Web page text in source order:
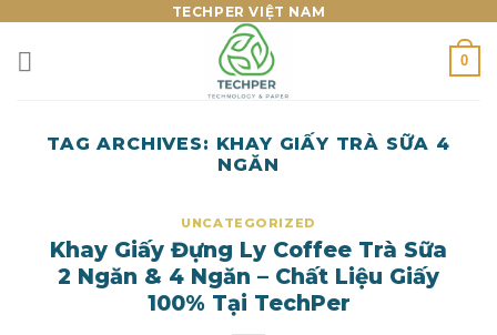
content
TECHPER VIỆT NAM
0
TAG ARCHIVES: KHAY GIẤY TRÀ SỮA 4
NGĂN
UNCATEGORIZED
Khay Giấy Đựng Ly Coffee Trà Sữa
2 Ngăn & 4 Ngăn – Chất Liệu Giấy
100% Tại TechPer